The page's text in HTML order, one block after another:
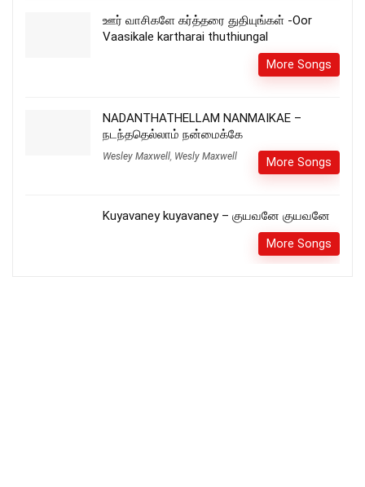
ஊர் வாசிகளே கர்த்தரை துதியுங்கள் -Oor
Vaasikale kartharai thuthiungal
More Songs
NADANTHATHELLAM NANMAIKAE –
நடந்ததெல்லாம் நன்மைக்கே
Wesley Maxwell, Wesly Maxwell More Songs
Kuyavaney kuyavaney – குயவனே குயவனே
More Songs